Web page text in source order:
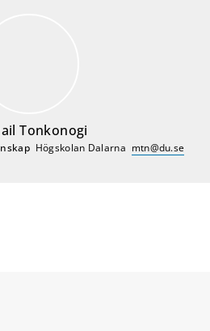
Tonkonogi
Högskolan Dalarna mtn@du.se